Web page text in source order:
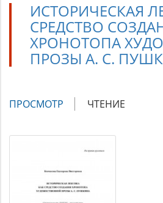
ИСТОРИЧЕСКАЯ
СРЕДСТВО
ХРОНОТОПА
ПРОЗЫ А. С.
Главные
ПРОСМОТР (АКТИВНАЯ
ЧТЕНИЕ